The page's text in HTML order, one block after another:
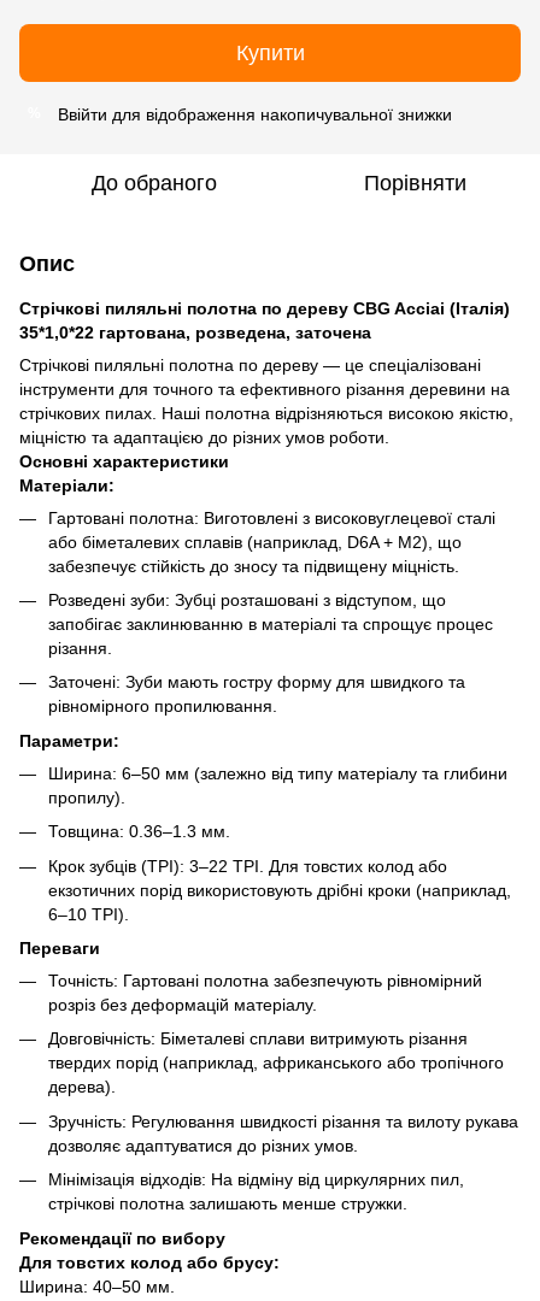
Купити
Ввійти для відображення накопичувальної знижки
До обраного Порівняти
Опис
Стрічкові пиляльні полотна по дереву CBG Acciai (Італія)
35*1,0*22 гартована, розведена, заточена
Стрічкові пиляльні полотна по дереву — це спеціалізовані
інструменти для точного та ефективного різання деревини на
стрічкових пилах. Наші полотна відрізняються високою якістю,
міцністю та адаптацією до різних умов роботи.
Основні характеристики
Матеріали:
Гартовані полотна: Виготовлені з високовуглецевої сталі
або біметалевих сплавів (наприклад, D6A + М2), що
забезпечує стійкість до зносу та підвищену міцність.
Розведені зуби: Зубці розташовані з відступом, що
запобігає заклинюванню в матеріалі та спрощує процес
різання.
Заточені: Зуби мають гостру форму для швидкого та
рівномірного пропилювання.
Параметри:
Ширина: 6–50 мм (залежно від типу матеріалу та глибини
пропилу).
Товщина: 0.36–1.3 мм.
Крок зубців (TPI): 3–22 TPI. Для товстих колод або
екзотичних порід використовують дрібні кроки (наприклад,
6–10 TPI).
Переваги
Точність: Гартовані полотна забезпечують рівномірний
розріз без деформацій матеріалу.
Довговічність: Біметалеві сплави витримують різання
твердих порід (наприклад, африканського або тропічного
дерева).
Зручність: Регулювання швидкості різання та вилоту рукава
дозволяє адаптуватися до різних умов.
Мінімізація відходів: На відміну від циркулярних пил,
стрічкові полотна залишають менше стружки.
Рекомендації по вибору
Для товстих колод або брусу:
Ширина: 40–50 мм.